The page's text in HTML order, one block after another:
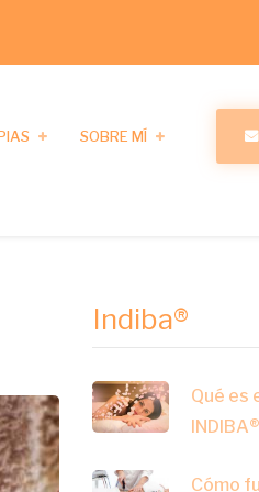
SOBRE MÍ
Indiba®
Qué es
INDIBA®
Cómo